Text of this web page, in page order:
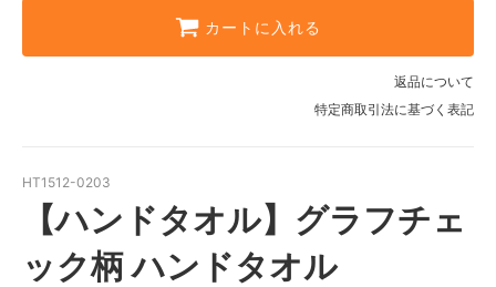
カートに入れる
返品について
特定商取引法に基づく表記
HT1512-0203
【ハンドタオル】グラフチェ
ック柄 ハンドタオル